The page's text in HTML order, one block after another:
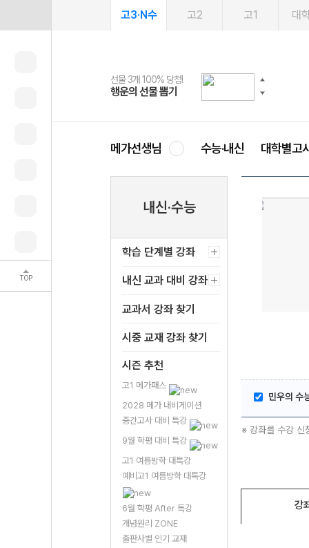
TOP
고3·N수 고2 고1 대
선물 3개 100% 당첨!
행운의 선물 뽑기
선물 100% 증정!
메가스터디 X 올리브
여름방학 스터디 캐시백
메가런 썸머스쿨
2027 러셀 단과
강사 공개선발
스마트러닝앱
설문 EVENT
메가패스
3일 무료 체험권
메가패스 수강생 무료혜택!
메가클럽 멤버십
사회공헌 캠페인
희망이룸 메가나눔
메가선생님 수능·내신 대학별고
내신·수능
학습 단계별 강좌
내신 교과 대비 강좌
교과서 강좌 찾기
시중 교재 강좌 찾기
시즌 추천
고1 메가패스
2028 메가 내비게이션
중간고사 대비 특강
9월 학평 대비 특강
고1 여름방학 대특강
예비고1 여름방학 대특강
6월 학평 After 특강
개념원리 ZONE
출판사별 인기 교재
민우의
※ 강좌를 수강 신
강